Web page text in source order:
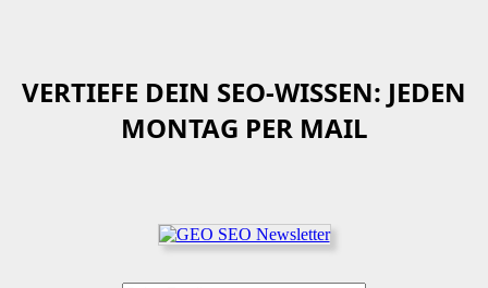
VERTIEFE DEIN SEO-WISSEN: JEDEN
MONTAG PER MAIL